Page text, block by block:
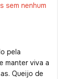
sem nenhum
pela
manter viva a
Queijo de